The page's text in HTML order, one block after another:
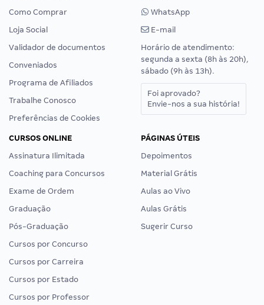
Como Comprar
Loja Social
Validador de documentos
Conveniados
Programa de Afiliados
Trabalhe Conosco
Preferências de Cookies
WhatsApp
E-mail
Horário de atendimento:
segunda a sexta (8h às 20h),
sábado (9h às 13h).
Foi aprovado?
Envie-nos a sua história!
CURSOS ONLINE
Assinatura Ilimitada
Coaching para Concursos
Exame de Ordem
Graduação
Pós-Graduação
Cursos por Concurso
Cursos por Carreira
Cursos por Estado
Cursos por Professor
PÁGINAS ÚTEIS
Depoimentos
Material Grátis
Aulas ao Vivo
Aulas Grátis
Sugerir Curso